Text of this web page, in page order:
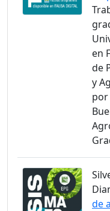
en
de
y
por
de